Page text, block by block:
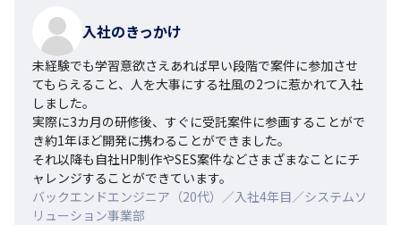
入社のきっかけ
未経験でも学習意欲さえあれば早い段階で案件に参加させ
てもらえること、人を大事にする社風の2つに惹かれて入社
しました。
実際に3カ月の研修後、すぐに受託案件に参画することがで
き約1年ほど開発に携わることができました。
それ以降も自社HP制作やSES案件などさまざまなことにチ
ャレンジすることができています。
バックエンドエンジニア（20代）／入社4年目／システムソ
リューション事業部